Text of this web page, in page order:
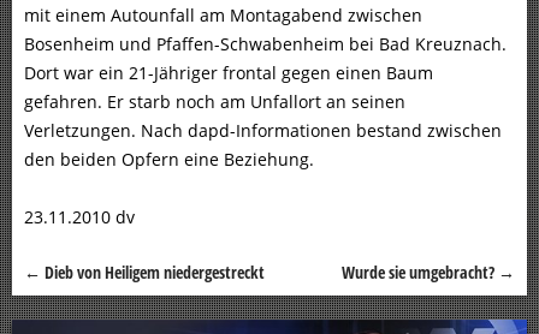
mit einem Autounfall am Montagabend zwischen
Bosenheim und Pfaffen-Schwabenheim bei Bad Kreuznach.
Dort war ein 21-Jähriger frontal gegen einen Baum
gefahren. Er starb noch am Unfallort an seinen
Verletzungen. Nach dapd-Informationen bestand zwischen
den beiden Opfern eine Beziehung.
23.11.2010 dv
Beitragsnavigation
← Dieb von Heiligem niedergestreckt Wurde sie umgebracht? →